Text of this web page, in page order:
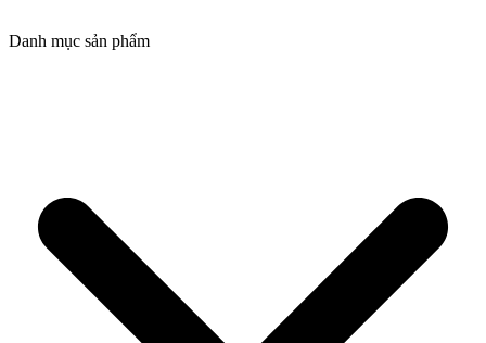
Danh mục sản phẩm